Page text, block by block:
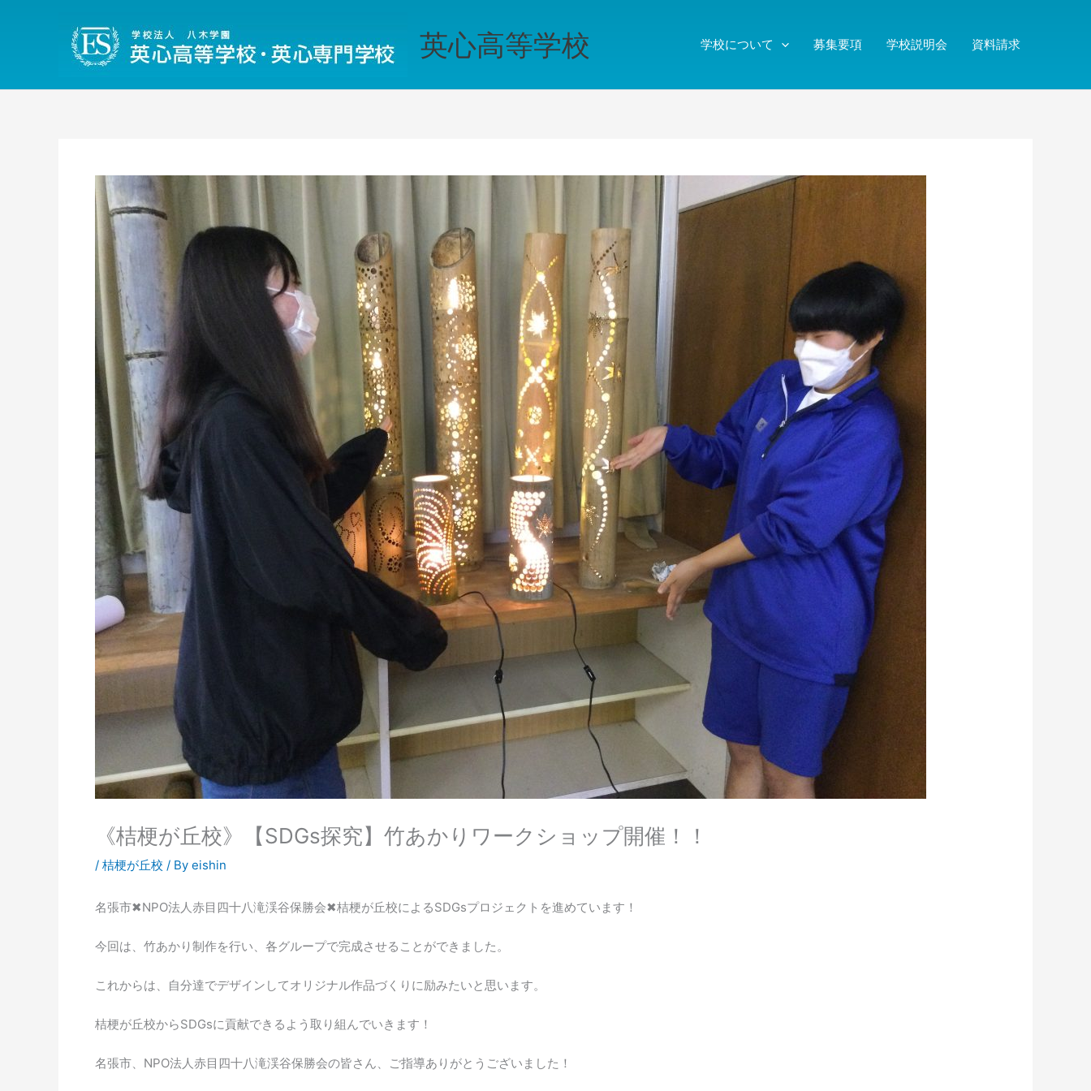
キ
英心高等学校 学校について 募集要項 学校説明会 資料請求
《桔梗が丘校》【SDGs探究】竹あかりワークショップ開催！！
/ 桔梗が丘校 / By eishin
名張市✖︎NPO法人赤目四十八滝渓谷保勝会✖︎桔梗が丘校によるSDGsプロジェクトを進めています！
今回は、竹あかり制作を行い、各グループで完成させることができました。
これからは、自分達でデザインしてオリジナル作品づくりに励みたいと思います。
桔梗が丘校からSDGsに貢献できるよう取り組んでいきます！
名張市、NPO法人赤目四十八滝渓谷保勝会の皆さん、ご指導ありがとうございました！